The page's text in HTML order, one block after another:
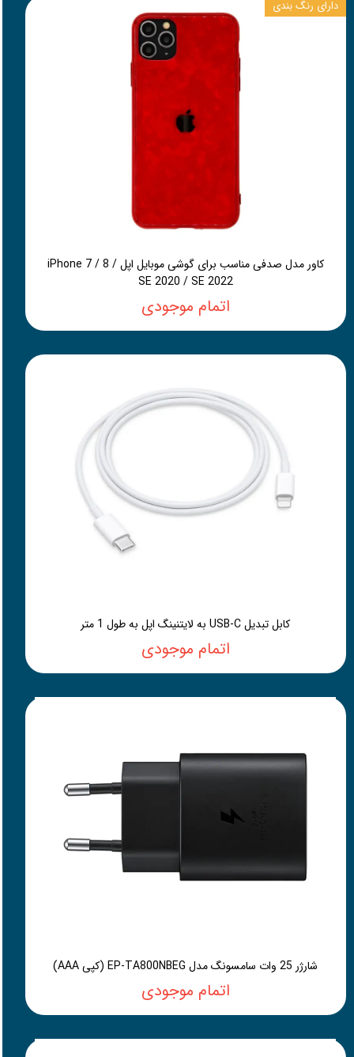
کاور مدل صدفی مناسب برای گوشی موبایل اپل iPhone 7 / 8 /
SE 2020 / SE 2022
اتمام موجودی
دارای رنگ بندی
کابل تبدیل USB-C به لایتنینگ اپل به طول 1 متر
اتمام موجودی
شارژر 25 وات سامسونگ مدل EP-TA800NBEG (کپی AAA)
اتمام موجودی